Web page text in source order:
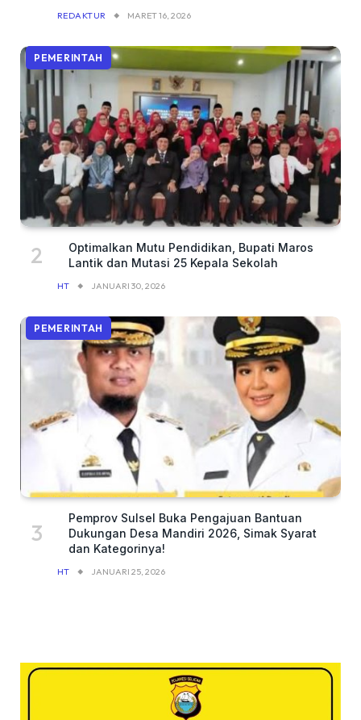
REDAKTUR MARET 16, 2026
PEMERINTAH
Optimalkan Mutu Pendidikan, Bupati Maros
Lantik dan Mutasi 25 Kepala Sekolah
HT JANUARI 30, 2026
PEMERINTAH
Pemprov Sulsel Buka Pengajuan Bantuan
Dukungan Desa Mandiri 2026, Simak Syarat
dan Kategorinya!
HT JANUARI 25, 2026